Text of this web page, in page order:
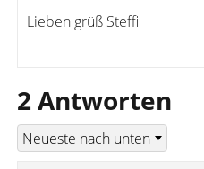
Lieben grüß Steffi
2 Antworten